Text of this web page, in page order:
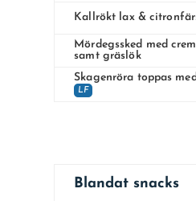
Kallrökt lax &
Mördegssked med
samt gräslök
Skagenröra toppas
LF
Blandat snacks